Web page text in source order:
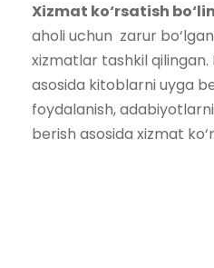
Xizmat ko‘rsatish
aholi uchun zarur
xizmatlar tashkil qilingan.
asosida kitoblarni uyga
foydalanish,
berish asosida xizmat